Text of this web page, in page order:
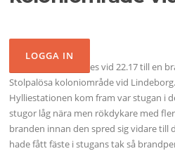
Brandkåren larmades vid 22.17 till en
Stolpalösa koloniområde vid
Hylliestationen kom fram var stugan i
stugor låg nära men rökdykare med
branden innan den spred sig vidare till
hade fått fäste i stugans tak så